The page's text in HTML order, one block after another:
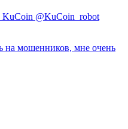
KuCoin @KuCoin_robot
на мошенников, мне очень